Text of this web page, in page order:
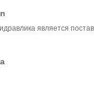
является